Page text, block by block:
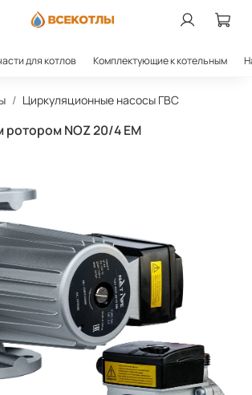
для котлов Комплектующие к котельным
Циркуляционные насосы ГВС
NOZ 20/4 EM